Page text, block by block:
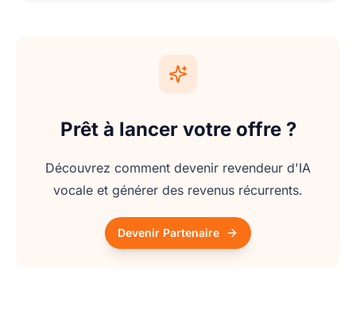
Prêt à lancer votre offre ?
Découvrez comment devenir revendeur d'IA
vocale et générer des revenus récurrents.
Devenir Partenaire